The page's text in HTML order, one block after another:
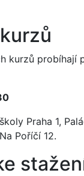
kurzů probíhají
Praha 1,
Poříčí 12.